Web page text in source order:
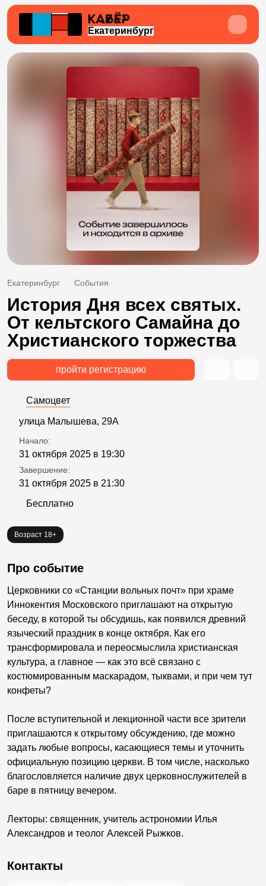
Екатеринбург
Екатеринбург События
История Дня всех святых.
От кельтского Самайна до
Христианского торжества
пройти регистрацию
Самоцвет
улица Малышева, 29А
Начало:
31 октября 2025 в 19:30
Завершение:
31 октября 2025 в 21:30
Бесплатно
Возраст 18+
Про событие
Церковники со «Станции вольных почт» при храме
Иннокентия Московского приглашают на открытую
беседу, в которой ты обсудишь, как появился древний
языческий праздник в конце октября. Как его
трансформировала и переосмыслила христианская
культура, а главное — как это всё связано с
костюмированным маскарадом, тыквами, и при чем тут
конфеты?
После вступительной и лекционной части все зрители
приглашаются к открытому обсуждению, где можно
задать любые вопросы, касающиеся темы и уточнить
официальную позицию церкви. В том числе, насколько
благословляется наличие двух церковнослужителей в
баре в пятницу вечером.
Лекторы: священник, учитель астрономии Илья
Александров и теолог Алексей Рыжков.
Контакты